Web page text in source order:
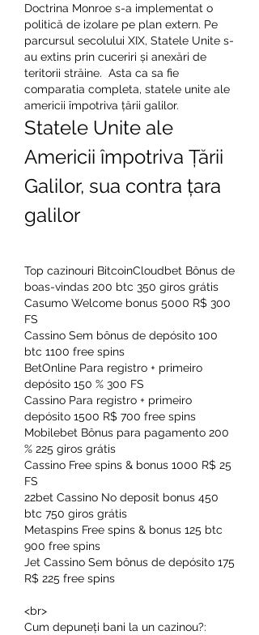
Doctrina Monroe s-a implementat o
politică de izolare pe plan extern. Pe
parcursul secolului XIX, Statele Unite s-
au extins prin cuceriri și anexări de
teritorii străine.  Asta ca sa fie
comparatia completa, statele unite ale
americii împotriva țării galilor.
Statele Unite ale
Americii împotriva Țării
Galilor, sua contra țara
galilor
Top cazinouri BitcoinCloudbet Bônus de
boas-vindas 200 btc 350 giros grátis
Casumo Welcome bonus 5000 R$ 300
FS
Cassino Sem bônus de depósito 100
btc 1100 free spins
BetOnline Para registro + primeiro
depósito 150 % 300 FS
Cassino Para registro + primeiro
depósito 1500 R$ 700 free spins
Mobilebet Bônus para pagamento 200
% 225 giros grátis
Cassino Free spins & bonus 1000 R$ 25
FS
22bet Cassino No deposit bonus 450
btc 750 giros grátis
Metaspins Free spins & bonus 125 btc
900 free spins
Jet Cassino Sem bônus de depósito 175
R$ 225 free spins
<br>
Cum depuneți bani la un cazinou?: